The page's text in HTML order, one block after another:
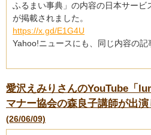
ふるまい事典」の内容の日本サービ
が掲載されました。
https://x.gd/E1G4U
Yahoo!ニュースにも、同じ内容の記
愛沢えみりさんのYouTube「
マナー協会の森良子講師が出演
(26/06/09)